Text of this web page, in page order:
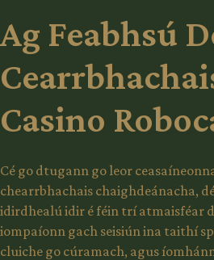
Ag Feabhsú
Casino
Cé go dtugann go leor
chearrbhachais chaighdeánacha,
idirdhealú idir é féin trí atmaisféar
iompaíonn gach seisiún ina taithí
cluiche go cúramach, agus